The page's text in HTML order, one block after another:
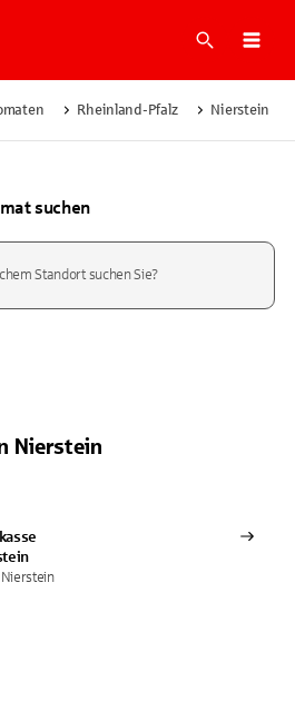
Suche
Rheinland-Pfalz Nierstein
suchen
Nierstein